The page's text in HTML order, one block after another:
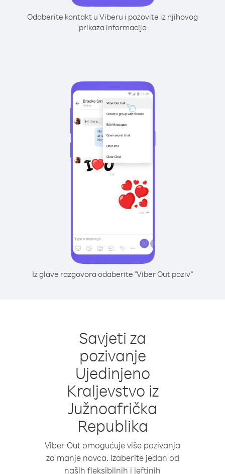
Odaberite kontakt u Viberu i pozovite iz njihovog
prikaza informacija
Iz glave razgovora odaberite "Viber Out poziv"
Savjeti za
pozivanje
Ujedinjeno
Kraljevstvo iz
Južnoafrička
Republika
Viber Out omogućuje više pozivanja
za manje novca. Izaberite jedan od
naših fleksibilnih i jeftinih